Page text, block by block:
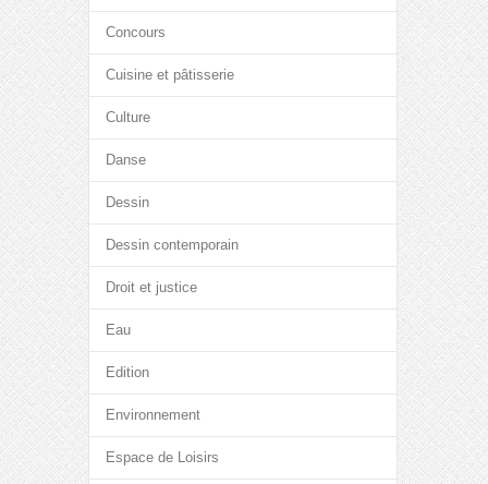
Concours
Cuisine et pâtisserie
Culture
Danse
Dessin
Dessin contemporain
Droit et justice
Eau
Edition
Environnement
Espace de Loisirs